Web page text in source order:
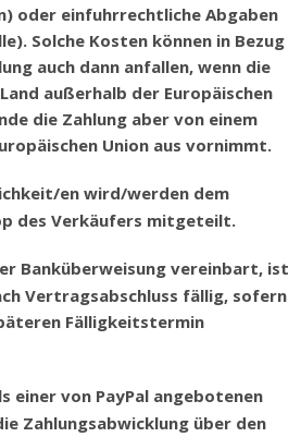
oder einfuhrrechtliche Abgaben
lle). Solche Kosten können in Bezug
auch dann anfallen, wenn die
außerhalb der Europäischen
die Zahlung aber von einem
Union aus vornimmt.
en wird/werden dem
des Verkäufers mitgeteilt.
Banküberweisung vereinbart, ist
Vertragsabschluss fällig, sofern
äteren Fälligkeitstermin
einer von PayPal angebotenen
Zahlungsabwicklung über den